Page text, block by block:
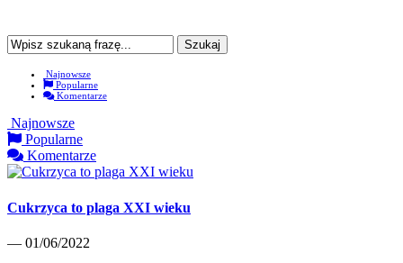
Najnowsze
Popularne
Komentarze
Najnowsze
Popularne
Komentarze
Cukrzyca to plaga XXI wieku
— 01/06/2022